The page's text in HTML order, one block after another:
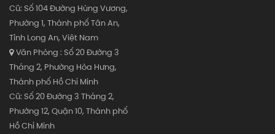
Cũ: Số 104 Đường Hùng Vương,
Phường 1, Thành phố Tân An,
Tỉnh Long An, Việt Nam
Văn Phòng : Số 20 Đường 3
Tháng 2, Phường Hòa Hưng,
Thành phố Hồ Chí Minh
Cũ: Số 20 Đường 3 Tháng 2,
Phường 12, Quận 10, Thành phố
Hồ Chí Minh